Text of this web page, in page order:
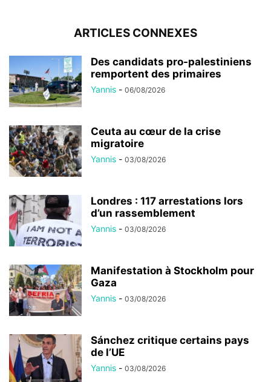
ARTICLES CONNEXES
Des candidats pro-palestiniens
remportent des primaires
Yannis - 06/08/2026
Ceuta au cœur de la crise
migratoire
Yannis - 03/08/2026
Londres : 117 arrestations lors
d’un rassemblement
Yannis - 03/08/2026
Manifestation à Stockholm pour
Gaza
Yannis - 03/08/2026
Sánchez critique certains pays
de l’UE
Yannis - 03/08/2026